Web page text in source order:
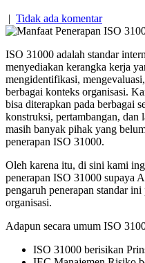
| Tidak ada komentar
ISO 31000 adalah standar
menyediakan kerangka kerja
mengidentifikasi,
berbagai konteks organisasi.
bisa diterapkan pada berbagai
konstruksi, pertambangan, dan
masih banyak pihak yang
penerapan ISO 31000.
Oleh karena itu, di sini kami
penerapan ISO 31000 supaya
pengaruh penerapan standar ini
organisasi.
Adapun secara umum ISO
ISO 31000 berisikan